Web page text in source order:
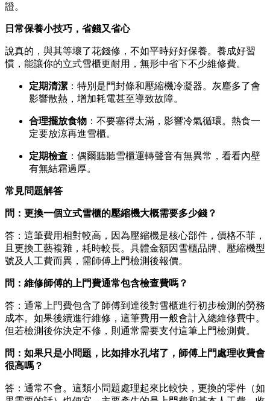
證。
日常保養小技巧，省錢又省心
說真的，與其等壞了花錢修，不如平時好好保養。養成好習
慣，能讓你的立式雪櫃更耐用，無形中省下不少維修費。
定期清潔 ：特別是門封條和壓縮機冷凝器。灰塵多了會
影響散熱，增加耗電甚至導致故障。
合理擺放食物 ：不要塞得太滿，影響冷氣循環。熱食一
定要放涼再進雪櫃。
定期檢查 ：偶爾聽聽雪櫃運轉聲音有無異常，看看內壁
有無結霜過厚。
常見問題解答
問：更換一個立式雪櫃的壓縮機大概需要多少錢？
答：這筆費用相對較高，因為壓縮機是核心部件，價格不菲，
且更換工藝複雜，耗時較長。具體金額因雪櫃品牌、壓縮機型
號及人工費而異，需師傅上門檢測後報價。
問：維修師傅的上門費通常包含檢查費嗎？
答：通常上門費包含了師傅到達後對雪櫃進行初步檢測的勞務
成本。如果後續進行維修，這筆費用一般會計入總維修費中。
但若檢測後你決定不修，則通常需要支付這筆上門檢測費。
問：如果只是小問題，比如排水孔堵了，師傅上門處理收費會
很高嗎？
答：通常不會。這類小問題處理起來比較快，更換的零件（如